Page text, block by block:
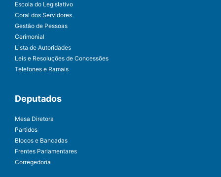
Escola do Legislativo
Coral dos Servidores
Gestão de Pessoas
Cerimonial
Lista de Autoridades
Leis e Resoluções de Concessões
Telefones e Ramais
Deputados
Mesa Diretora
Partidos
Blocos e Bancadas
Frentes Parlamentares
Corregedoria